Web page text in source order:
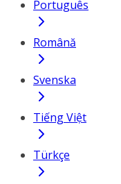
Português
Română
Svenska
Tiếng Việt
Türkçe